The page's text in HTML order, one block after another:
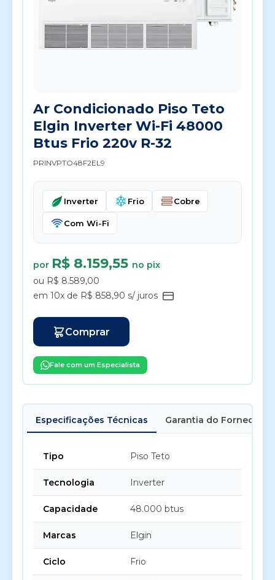
Ar Condicionado Piso Teto
Elgin Inverter Wi-Fi 48000
Btus Frio 220v R-32
PRINVPTO48F2EL9
Inverter Frio Cobre
Com Wi-Fi
por R$ 8.159,55 no pix
ou R$ 8.589,00
em 10x de R$ 858,90 s/ juros
Comprar
Fale com um Especialista
Especificações Técnicas Garantia do Fornecedor
Tipo Piso Teto
Tecnologia Inverter
Capacidade 48.000 btus
Marcas Elgin
Ciclo Frio